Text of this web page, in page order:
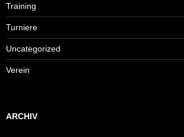
Training
Turniere
Uncategorized
Verein
ARCHIV